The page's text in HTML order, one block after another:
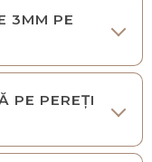
3MM PE
PE PEREȚI